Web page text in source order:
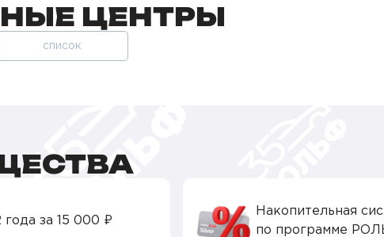
ЦЕНТРЫ
список
года за 15 000 ₽
Накопительная
по программе